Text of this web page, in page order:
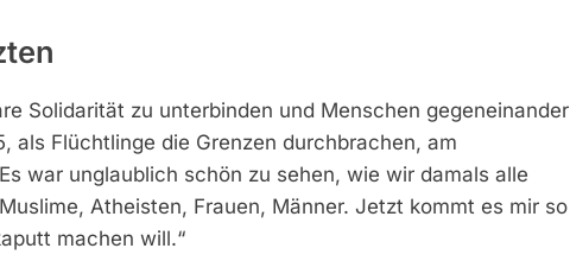
Solidarität zu unterbinden und Menschen gegeneinander
als Flüchtlinge die Grenzen durchbrachen, am
war unglaublich schön zu sehen, wie wir damals alle
Atheisten, Frauen, Männer. Jetzt kommt es mir so
machen will.“